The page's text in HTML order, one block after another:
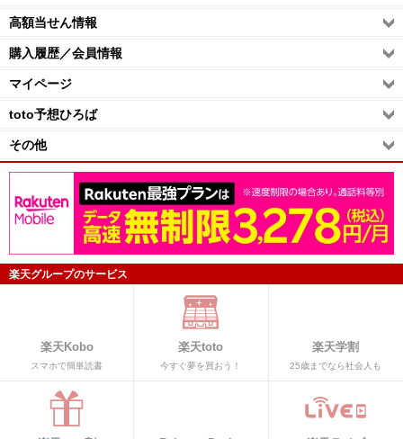
高額当せん情報
購入履歴／会員情報
マイページ
toto予想ひろば
その他
楽天グループのサービス
楽天Kobo
スマホで簡単読書
楽天toto
今すぐ夢を買おう！
楽天学割
25歳までなら社会人も